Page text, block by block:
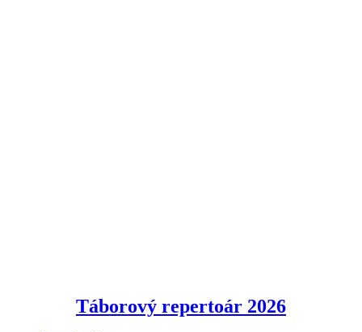
Táborový repertoár 2026